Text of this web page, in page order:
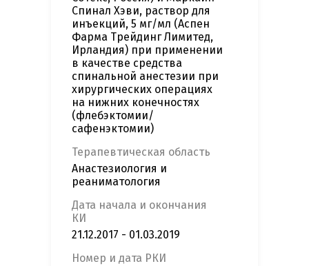
Спинал Хэви, раствор для
инъекций, 5 мг/мл (Аспен
Фарма Трейдинг Лимитед,
Ирландия) при применении
в качестве средства
спинальной анестезии при
хирургических операциях
на нижних конечностях
(флебэктомии/
сафенэктомии)
Терапевтическая область
Анастезиология и
реаниматология
Дата начала и окончания
КИ
21.12.2017 - 01.03.2019
Номер и дата РКИ